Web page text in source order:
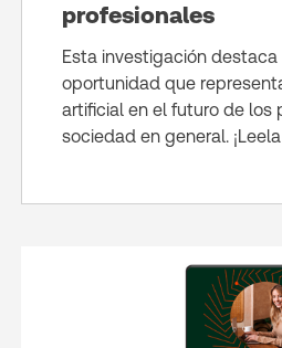
profesionales
Esta investigación destaca
oportunidad que
artificial en el futuro de los
sociedad en general.